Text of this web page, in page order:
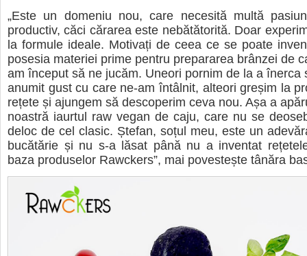
„Este un domeniu nou, care necesită multă
productiv, căci cărarea este nebătătorită. Doar
la formule ideale. Motivați de ceea ce se poate
posesia materiei prime pentru prepararea brânzei de
am început să ne jucăm. Uneori pornim de la a înerca
anumit gust cu care ne-am întâlnit, alteori greșim la
rețete și ajungem să descoperim ceva nou. Așa a
noastră iaurtul raw vegan de caju, care nu se
deloc de cel clasic. Ștefan, soțul meu, este un
bucătărie și nu s-a lăsat până nu a inventat
baza produselor Rawckers”, mai povestește tânăra